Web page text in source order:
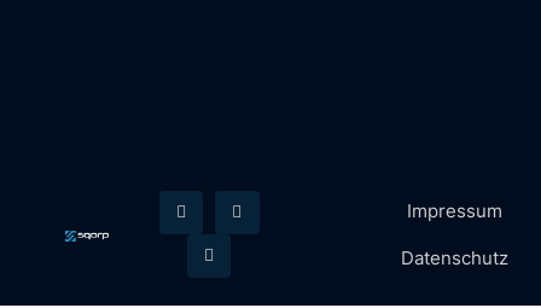
Impressum
Datenschutz